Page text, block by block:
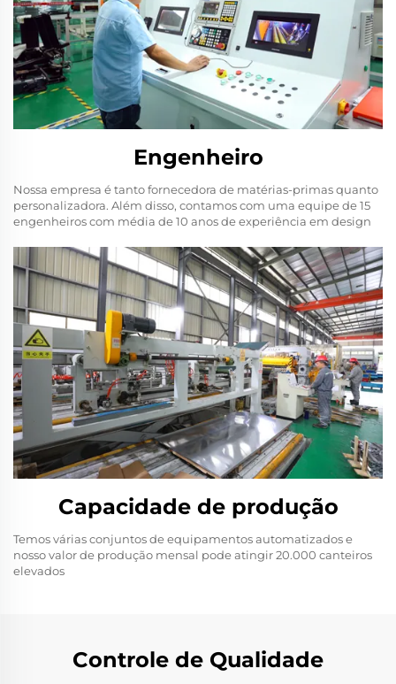
Engenheiro
Nossa empresa é tanto fornecedora de matérias-primas quanto
personalizadora. Além disso, contamos com uma equipe de 15
engenheiros com média de 10 anos de experiência em design
Capacidade de produção
Temos várias conjuntos de equipamentos automatizados e
nosso valor de produção mensal pode atingir 20.000 canteiros
elevados
Controle de Qualidade